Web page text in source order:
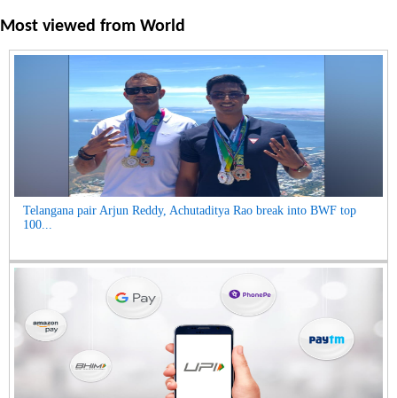
Most viewed from World
Telangana pair Arjun Reddy, Achutaditya Rao break into BWF top
100...